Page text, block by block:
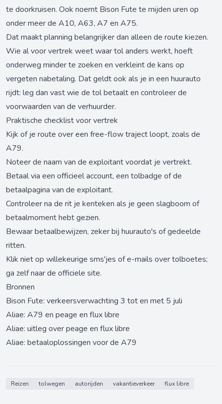
te doorkruisen. Ook noemt Bison Fute te mijden uren op
onder meer de A10, A63, A7 en A75.
Dat maakt planning belangrijker dan alleen de route kiezen.
Wie al voor vertrek weet waar tol anders werkt, hoeft
onderweg minder te zoeken en verkleint de kans op
vergeten nabetaling. Dat geldt ook als je in een huurauto
rijdt: leg dan vast wie de tol betaalt en controleer de
voorwaarden van de verhuurder.
Praktische checklist voor vertrek
Kijk of je route over een free-flow traject loopt, zoals de
A79.
Noteer de naam van de exploitant voordat je vertrekt.
Betaal via een officieel account, een tolbadge of de
betaalpagina van de exploitant.
Controleer na de rit je kenteken als je geen slagboom of
betaalmoment hebt gezien.
Bewaar betaalbewijzen, zeker bij huurauto's of gedeelde
ritten.
Klik niet op willekeurige sms'jes of e-mails over tolboetes;
ga zelf naar de officiele site.
Bronnen
Bison Fute: verkeersverwachting 3 tot en met 5 juli
Aliae: A79 en peage en flux libre
Aliae: uitleg over peage en flux libre
Aliae: betaaloplossingen voor de A79
Reizen tolwegen autorijden vakantieverkeer flux libre